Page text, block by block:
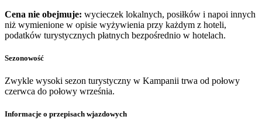
Cena nie obejmuje: wycieczek lokalnych, posiłków i napoi innych
niż wymienione w opisie wyżywienia przy każdym z hoteli,
podatków turystycznych płatnych bezpośrednio w hotelach.
Sezonowość
Zwykle wysoki sezon turystyczny w Kampanii trwa od połowy
czerwca do połowy września.
Informacje o przepisach wjazdowych